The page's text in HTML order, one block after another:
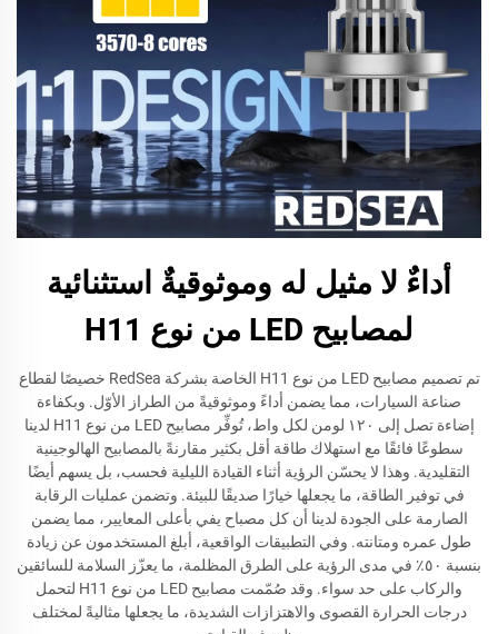
أداءٌ لا مثيل له وموثوقيةٌ استثنائية
لمصابيح LED من نوع H11
تم تصميم مصابيح LED من نوع H11 الخاصة بشركة RedSea خصيصًا لقطاع
صناعة السيارات، مما يضمن أداءً وموثوقيةً من الطراز الأوّل. وبكفاءة
إضاءة تصل إلى ١٢٠ لومن لكل واط، تُوفِّر مصابيح LED من نوع H11 لدينا
سطوعًا فائقًا مع استهلاك طاقة أقل بكثير مقارنةً بالمصابيح الهالوجينية
التقليدية. وهذا لا يحسّن الرؤية أثناء القيادة الليلية فحسب، بل يسهم أيضًا
في توفير الطاقة، ما يجعلها خيارًا صديقًا للبيئة. وتضمن عمليات الرقابة
الصارمة على الجودة لدينا أن كل مصباح يفي بأعلى المعايير، مما يضمن
طول عمره ومتانته. وفي التطبيقات الواقعية، أبلغ المستخدمون عن زيادة
بنسبة ٥٠٪ في مدى الرؤية على الطرق المظلمة، ما يعزّز السلامة للسائقين
والركاب على حد سواء. وقد صُمّمت مصابيح LED من نوع H11 لتحمل
درجات الحرارة القصوى والاهتزازات الشديدة، ما يجعلها مثاليةً لمختلف